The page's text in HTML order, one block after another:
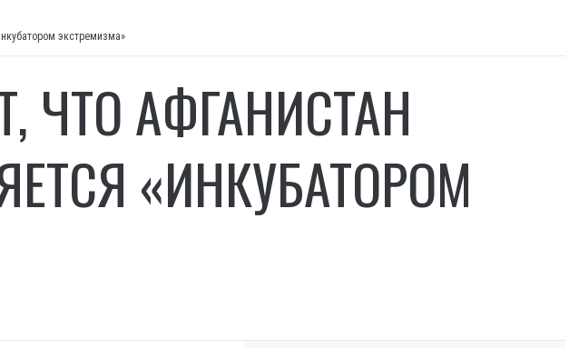
экстремизма»
ЧТО АФГАНИСТАН
«ИНКУБАТОРОМ